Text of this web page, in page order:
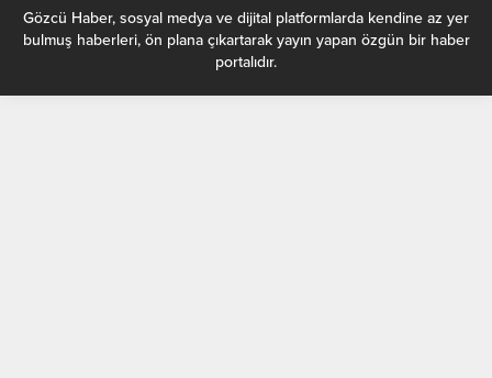
faaliyete geçtiğini belirtti. IAEA
raporun sonunda “Reaktörün ve
derinden rahatsız edicidir”
Gözcü Haber, sosyal medya ve dijital platformlarda kendine az yer
bulmuş haberleri, ön plana çıkartarak yayın yapan özgün bir haber
portalıdır.